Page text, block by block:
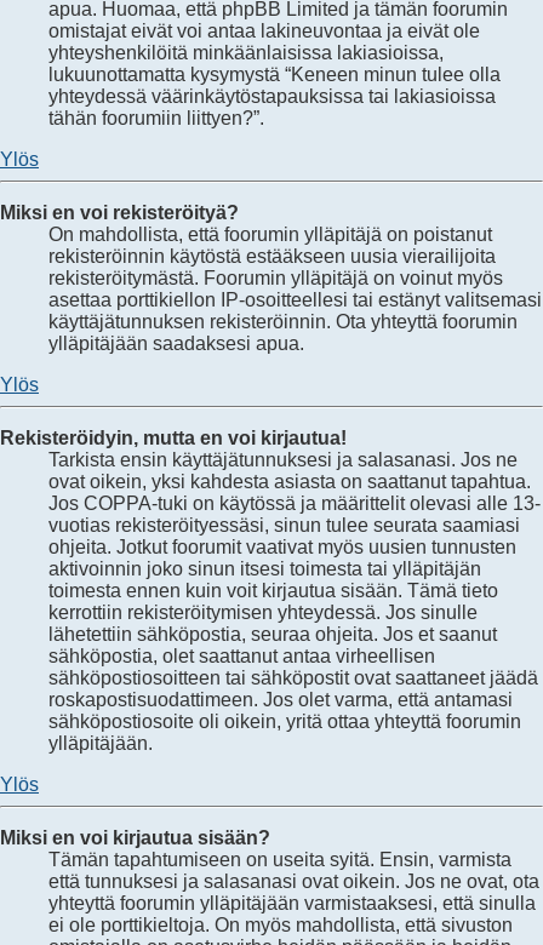
apua. Huomaa, että phpBB Limited ja tämän foorumin
omistajat eivät voi antaa lakineuvontaa ja eivät ole
yhteyshenkilöitä minkäänlaisissa lakiasioissa,
lukuunottamatta kysymystä “Keneen minun tulee olla
yhteydessä väärinkäytöstapauksissa tai lakiasioissa
tähän foorumiin liittyen?”.
Ylös
Miksi en voi rekisteröityä?
On mahdollista, että foorumin ylläpitäjä on poistanut
rekisteröinnin käytöstä estääkseen uusia vierailijoita
rekisteröitymästä. Foorumin ylläpitäjä on voinut myös
asettaa porttikiellon IP-osoitteellesi tai estänyt valitsemasi
käyttäjätunnuksen rekisteröinnin. Ota yhteyttä foorumin
ylläpitäjään saadaksesi apua.
Ylös
Rekisteröidyin, mutta en voi kirjautua!
Tarkista ensin käyttäjätunnuksesi ja salasanasi. Jos ne
ovat oikein, yksi kahdesta asiasta on saattanut tapahtua.
Jos COPPA-tuki on käytössä ja määrittelit olevasi alle 13-
vuotias rekisteröityessäsi, sinun tulee seurata saamiasi
ohjeita. Jotkut foorumit vaativat myös uusien tunnusten
aktivoinnin joko sinun itsesi toimesta tai ylläpitäjän
toimesta ennen kuin voit kirjautua sisään. Tämä tieto
kerrottiin rekisteröitymisen yhteydessä. Jos sinulle
lähetettiin sähköpostia, seuraa ohjeita. Jos et saanut
sähköpostia, olet saattanut antaa virheellisen
sähköpostiosoitteen tai sähköpostit ovat saattaneet jäädä
roskapostisuodattimeen. Jos olet varma, että antamasi
sähköpostiosoite oli oikein, yritä ottaa yhteyttä foorumin
ylläpitäjään.
Ylös
Miksi en voi kirjautua sisään?
Tämän tapahtumiseen on useita syitä. Ensin, varmista
että tunnuksesi ja salasanasi ovat oikein. Jos ne ovat, ota
yhteyttä foorumin ylläpitäjään varmistaaksesi, että sinulla
ei ole porttikieltoja. On myös mahdollista, että sivuston